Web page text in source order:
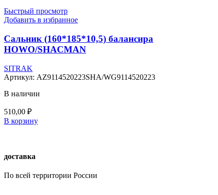
Быстрый просмотр
Добавить в избранное
Сальник (160*185*10,5) балансира
HOWO/SHACMAN
SITRAK
Артикул: AZ9114520223SHA/WG9114520223
В наличии
510,00 ₽
В корзину
доставка
По всей территории России